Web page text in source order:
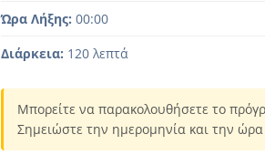
Ώρα Λήξης: 00:00
Διάρκεια: 120 λεπτά
Μπορείτε να παρακολουθήσετε το
Σημειώστε την ημερομηνία και την